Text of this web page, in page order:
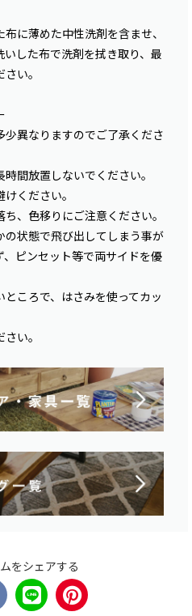
に薄めた中性洗剤を含ませ、
した布で洗剤を拭き取り、最
い。
少異なりますのでご了承くださ
間放置しないでください。
ください。
、色移りにご注意ください。
の状態で飛び出してしまう事が
ピンセット等で両サイドを優
ところで、はさみを使ってカッ
い。
をシェアする